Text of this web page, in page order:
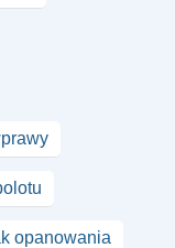
opanowania